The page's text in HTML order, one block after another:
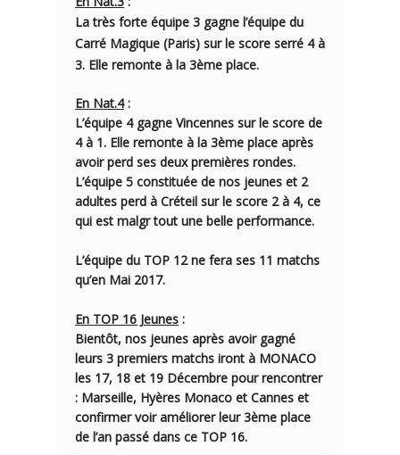
La très forte équipe 3 gagne l’équipe du
Carré Magique (Paris) sur le score serré 4 à
3. Elle remonte à la 3ème place.
En Nat.4:
L’équipe 4gagne Vincennes sur le score de
4 à 1. Elle remonte à la 3ème place après
avoir perd ses deux premières rondes.
L’équipe 5 constituée de nos jeunes et 2
adultes perd à Créteil sur le score 2 à 4, ce
qui est malgr tout une belle performance.
L’équipe du TOP 12ne fera ses 11 matchs
qu’en Mai 2017.
En TOP 16 Jeunes :
Bientôt, nos jeunes après avoir gagné
leurs 3 premiers matchs iront à MONACO
les 17, 18 et 19 Décembre pour rencontrer
: Marseille, Hyères Monaco et Cannes et
confirmer voir améliorer leur3ème place
de l’an passé dans ce TOP 16.